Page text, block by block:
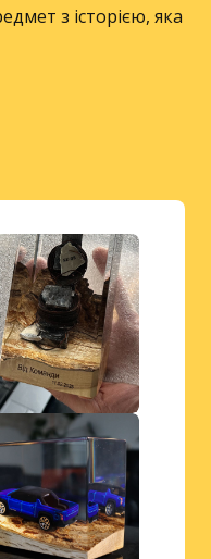
з історією, яка